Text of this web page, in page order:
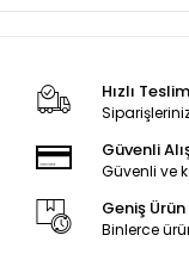
Hızlı
Güvenli
Güvenli ve
Geniş
Binlerce